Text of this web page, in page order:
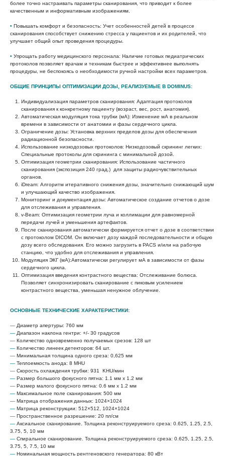
более точно настраивать параметры сканирования, что приводит к более
качественным и информативным изображениям.
• Повышать комфорт и безопасность: Учет особенностей детей в процессе
сканирования способствует снижению стресса у пациентов и их родителей, что
улучшает общий опыт проведения процедуры.
• Упрощать работу медицинского персонала: Наличие готовых педиатрических
протоколов позволяет врачам и техникам быстрее и эффективнее выполнять
процедуры, не беспокоясь о необходимости ручной настройки всех параметров.
ОБЩИЕ ПРИНЦИПЫ ОПТИМИЗАЦИИ ДОЗЫ, РЕАЛИЗУЕМЫЕ В DOMINUS:
Индивидуализация параметров сканирования: Адаптация протоколов
сканирования к конкретному пациенту (возраст, вес, рост, анатомия).
Автоматическая модуляция тока трубки (мА): Изменение мА в реальном
времени в зависимости от анатомии и фазы сердечного цикла.
Ограничение дозы: Установка верхних пределов дозы для обеспечения
радиационной безопасности.
Использование низкодозовых протоколов: Низкодозовый скрининг легких:
Специальные протоколы для скрининга с минимальной дозой.
Оптимизация геометрии сканирования: Использование частичного
сканирования (экспозиция 240 град.) для защиты радиочувствительных
органов.
iDream: Алгоритм итеративного снижения дозы, значительно снижающий шум
и улучшающий качество изображения.
Мониторинг и документация дозы: Автоматическое создание отчетов о дозе
для отслеживания и управления.
v-Beam: Оптимизация геометрии луча и коллимации для равномерной
передачи лучей и уменьшения артефактов.
После сканирования автоматически формируется отчет о дозе в соответствии
с протоколом DICOM. Он включает дозу каждой последовательности и общую
дозу всего обследования. Его можно загрузить в PACS и/или на рабочую
станцию, что удобно для отслеживания и управления.
Модуляция ЭКГ (мА):Автоматически регулирует мА в зависимости от фазы
сердечного цикла.
Оптимизация введения контрастного вещества: Отслеживание болюса.
Позволяет синхронизировать сканирование с пиковым усилением
контрастного вещества, уменьшая ненужное облучение.
ОСНОВНЫЕ ТЕХНИЧЕСКИЕ ХАРАКТЕРИСТИКИ:
— Диаметр апертуры: 760 мм
— Диапазон наклона гентри: +/- 30 градусов
— Количество одновременно получаемых срезов: 128 шт
— Количество линеек детекторов: 64 шт.
— Минимальная толщина одного среза: 0,625 мм
— Теплоемкость анода: 8 MHU
— Скорость охлаждения трубки: 931 KHU/мин
— Размер большого фокусного пятна: 1.1 мм x 1.2 мм
— Размер малого фокусного пятна: 0.6 мм x 1.2 мм
— Максимальное поле сканирования: 500 мм
— Матрица отображения данных: 1024×1024
— Матрица реконструкции: 512×512, 1024×1024
— Пространственное разрешение: 20 пл/см
— Аксиальное сканирование. Толщина реконструируемого среза: 0.625, 1.25, 2.5,
3.75, 5, 10 мм
— Спиральное сканирование. Толщина реконструируемого среза: 0.625, 1.25, 2.5,
3.75, 5, 7.5, 10 мм
— Номинальная мощность рентгеновского генератора: 80 кВт